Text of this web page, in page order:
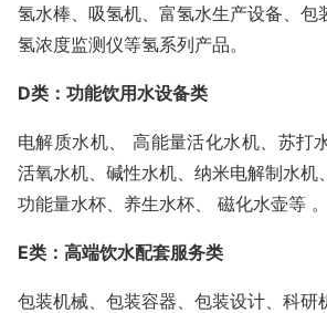
氢水棒、吸氢机、富氢水生产设备、包
氢浓度监测仪等氢系列产品。
D类：功能饮用水设备类
电解质水机、
高能量活化水机、苏打
活氧水机、碱性水机、纳米电解制水机
功能量水杯、养生水杯、
磁化水壶等 。
E类：高端饮水配套服务类
包装机械、包装容器、包装设计、科研